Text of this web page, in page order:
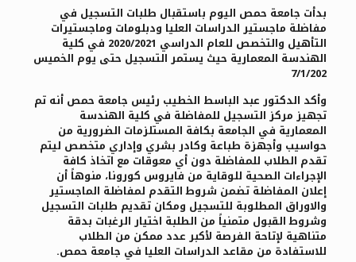
بدأت جامعة حمص اليوم باستقبال طلبات التسجيل في
مفاضلة ماجستير الدراسات العليا ودبلومات وماجستيرات
التأهيل والتخصص للعام الدراسي 2020/2021 في كلية
الهندسة المعمارية حيث يستمر التسجيل حتى يوم الخميس
7/1/202
وأكد الدكتور عبد الباسط الخطيب رئيس جامعة حمص أنه تم
تجهيز مركز التسجيل للمفاضلة في كلية الهندسة
المعمارية في الجامعة بكافة المستلزمات الضرورية من
حواسيب وأجهزة طباعة وكادر بشري وإداري متخصص ليتم
تقدم الطلاب للمفاضلة دون أي معوقات مع اتخاذ كافة
الإجراءات الصحية للوقاية من فايروس كورونا، منوهاً أن
إعلان المفاضلة تضمن شروط التقدم لمفاضلة الماجستير
والاوراق المطلوبة للتسجيل ومكان تقديم طلبات التسجيل
وشروط القبول متمنياً من الطلبة اختيار الرغبات بدقة
متناهية لإتاحة الفرصة لأكبر عدد ممكن من الطلاب
للاستفادة من مقاعد الدراسات العليا في جامعة حمص.